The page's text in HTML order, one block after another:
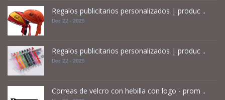
Regalos publicitarios personalizados | produc ..
Dec 22 - 2025
Regalos publicitarios personalizados | produc ..
Dec 22 - 2025
Correas de velcro con hebilla con logo - prom ..